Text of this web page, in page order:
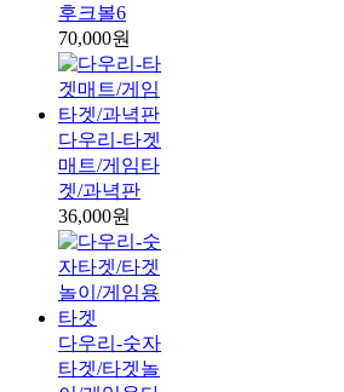
후크볼6
70,000원
다우리-타겟
매트/게임타
겟/과녁판
36,000원
다우리-숫자
타겟/타겟놀